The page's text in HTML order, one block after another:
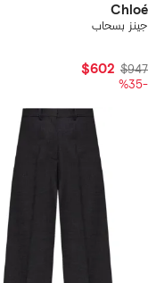
Chloé
جينز بسحاب
$947
$602
-%35